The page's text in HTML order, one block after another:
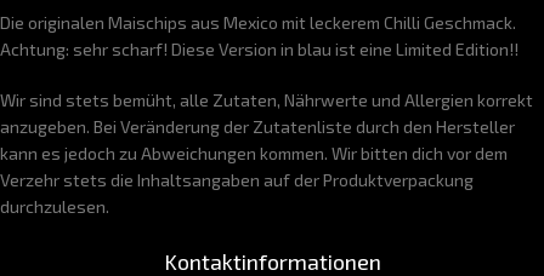
Die originalen Maischips aus Mexico mit leckerem Chilli Geschmack.
Achtung: sehr scharf! Diese Version in blau ist eine Limited Edition!!
Wir sind stets bemüht, alle Zutaten, Nährwerte und Allergien korrekt
anzugeben. Bei Veränderung der Zutatenliste durch den Hersteller
kann es jedoch zu Abweichungen kommen. Wir bitten dich vor dem
Verzehr stets die Inhaltsangaben auf der Produktverpackung
durchzulesen.
Kontaktinformationen